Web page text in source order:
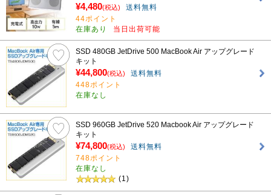
¥4,480(税込)
送料無料
44ポイント
在庫あり
当日出荷可能
SSD 480GB JetDrive 500 MacBook Air アップグレード
キット
¥44,800(税込)
送料無料
448ポイント
在庫なし
SSD 960GB JetDrive 520 Macbook Air アップグレード
キット
¥74,800(税込)
送料無料
748ポイント
在庫なし
(1)